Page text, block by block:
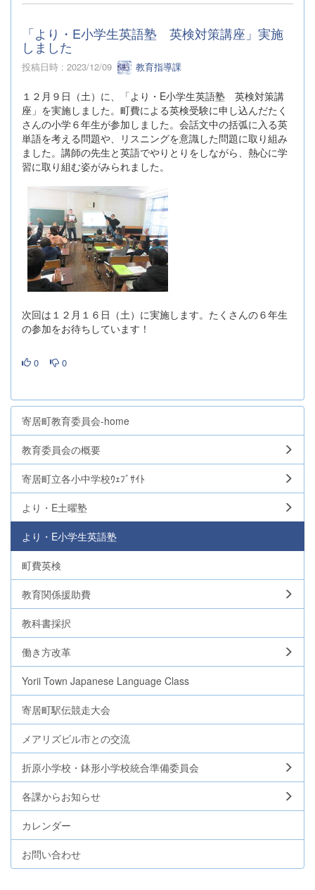
「より・E小学生英語塾 英検対策講座」実施
しました
投稿日時 : 2023/12/09 教育指導課
１２月９日（土）に、「より・E小学生英語塾 英検対策講
座」を実施しました。町費による英検受験に申し込んだたく
さんの小学６年生が参加しました。会話文中の括弧に入る英
単語を考える問題や、リスニングを意識した問題に取り組み
ました。講師の先生と英語でやりとりをしながら、熱心に学
習に取り組む姿がみられました。
次回は１２月１６日（土）に実施します。たくさんの６年生
の参加をお待ちしています！
0 0
寄居町教育委員会-home
教育委員会の概要
寄居町立各小中学校ｳｪﾌﾞｻｲﾄ
より・E土曜塾
より・E小学生英語塾
町費英検
教育関係援助費
教科書採択
働き方改革
Yorii Town Japanese Language Class
寄居町駅伝競走大会
メアリズビル市との交流
折原小学校・鉢形小学校統合準備委員会
各課からお知らせ
カレンダー
お問い合わせ